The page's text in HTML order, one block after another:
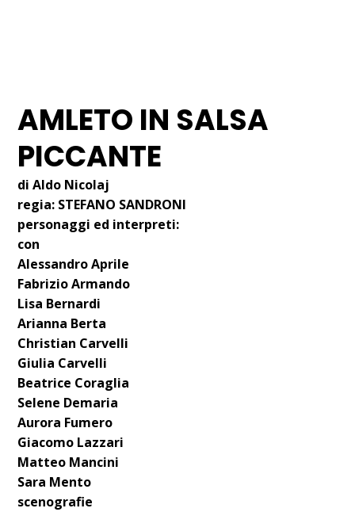
AMLETO IN SALSA
PICCANTE
di Aldo Nicolaj
regia: STEFANO SANDRONI
personaggi ed interpreti:
con
Alessandro Aprile
Fabrizio Armando
Lisa Bernardi
Arianna Berta
Christian Carvelli
Giulia Carvelli
Beatrice Coraglia
Selene Demaria
Aurora Fumero
Giacomo Lazzari
Matteo Mancini
Sara Mento
scenografie